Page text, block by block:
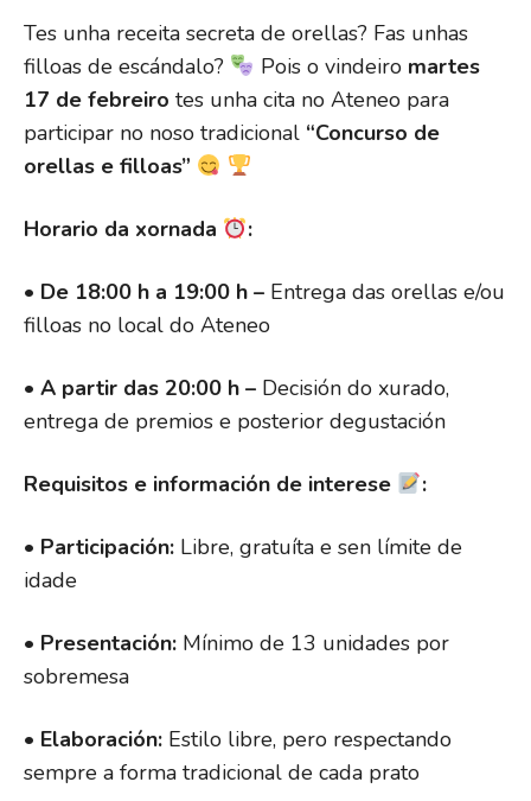
Tes unha receita secreta de orellas? Fas unhas
filloas de escándalo?
Pois o vindeiro martes
17 de febreiro tes unha cita no Ateneo para
participar no noso tradicional “Concurso de
orellas e filloas”
Horario da xornada :
• De 18:00 h a 19:00 h – Entrega das orellas e/ou
filloas no local do Ateneo
• A partir das 20:00 h – Decisión do xurado,
entrega de premios e posterior degustación
Requisitos e información de interese :
• Participación: Libre, gratuíta e sen límite de
idade
• Presentación: Mínimo de 13 unidades por
sobremesa
• Elaboración: Estilo libre, pero respectando
sempre a forma tradicional de cada prato